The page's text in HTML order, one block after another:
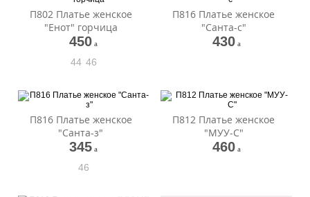
П802 Платье женское
"Енот" горчица
450 a
44 46
П816 Платье женское
"Санта-с"
430 a
П816 Платье женское
"Санта-з"
345 a
46
П812 Платье женское
"МУУ-С"
460 a